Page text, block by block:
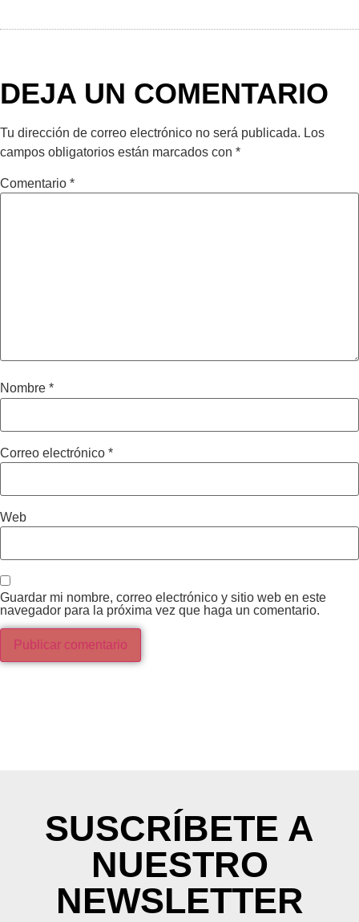
DEJA UN COMENTARIO
Tu dirección de correo electrónico no será publicada. Los
campos obligatorios están marcados con *
Comentario *
Nombre *
Correo electrónico *
Web
Guardar mi nombre, correo electrónico y sitio web en este
navegador para la próxima vez que haga un comentario.
SUSCRÍBETE A
NUESTRO
NEWSLETTER